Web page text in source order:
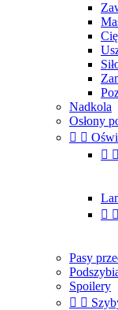
Nadkola
Osłony
 
 
 
Pasy
Spoilery
 